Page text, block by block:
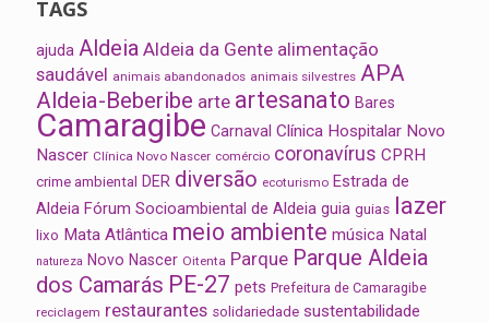
TAGS
ajuda Aldeia Aldeia da Gente alimentação
saudável animais abandonados animais silvestres APA
Aldeia-Beberibe arte artesanato Bares
Camaragibe Carnaval Clínica Hospitalar Novo
Nascer Clínica Novo Nascer comércio coronavírus CPRH
crime ambiental DER diversão ecoturismo Estrada de
Aldeia Fórum Socioambiental de Aldeia guia guias lazer
lixo Mata Atlântica meio ambiente música Natal
natureza Novo Nascer Oitenta Parque Parque Aldeia
dos Camarás PE-27 pets Prefeitura de Camaragibe
reciclagem restaurantes solidariedade sustentabilidade